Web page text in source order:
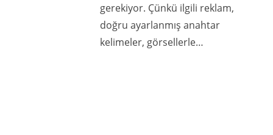
gerekiyor. Çünkü ilgili reklam,
doğru ayarlanmış anahtar
kelimeler, görsellerle…